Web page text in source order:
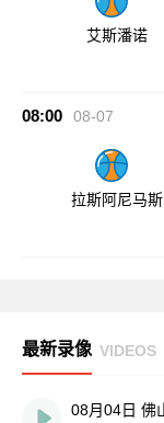
艾斯潘诺
08:00 08-07
拉斯阿尼马斯
最新录像 VIDEOS